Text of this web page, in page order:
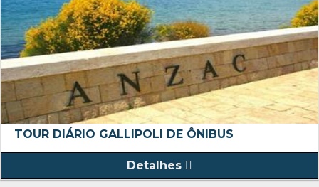
TOUR DIÁRIO GALLIPOLI DE ÔNIBUS
Detalhes